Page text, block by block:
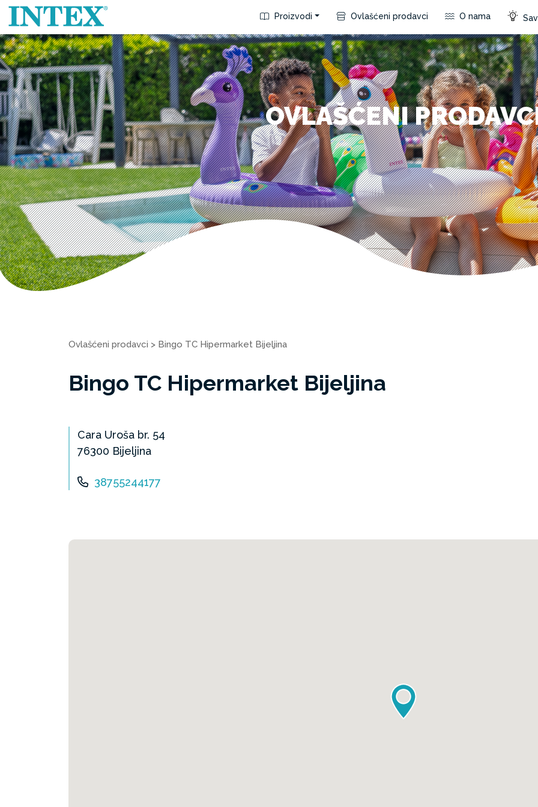
Proizvodi Ovlašćeni prodavci O nama
OVLAŠĆENI
Ovlašćeni prodavci > Bingo TC Hipermarket Bijeljina
Bingo TC Hipermarket Bijeljina
Cara Uroša br. 54
76300 Bijeljina
38755244177